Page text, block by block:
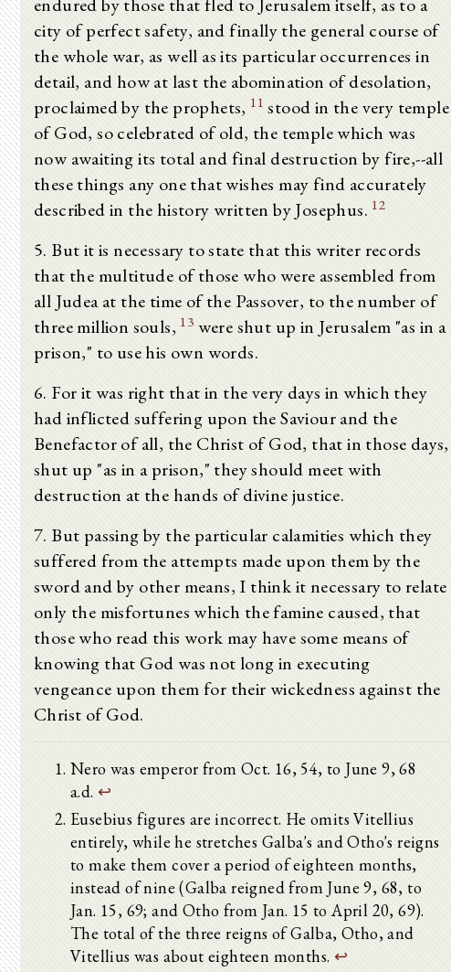
city of perfect safety, and finally the general course of
the whole war, as well as its particular occurrences in
detail, and how at last the abomination of desolation,
proclaimed by the prophets, 11 stood in the very temple
of God, so celebrated of old, the temple which was
now awaiting its total and final destruction by fire,--all
these things any one that wishes may find accurately
described in the history written by Josephus. 12
5. But it is necessary to state that this writer records
that the multitude of those who were assembled from
all Judea at the time of the Passover, to the number of
three million souls, 13 were shut up in Jerusalem "as in a
prison," to use his own words.
6. For it was right that in the very days in which they
had inflicted suffering upon the Saviour and the
Benefactor of all, the Christ of God, that in those days,
shut up "as in a prison," they should meet with
destruction at the hands of divine justice.
7. But passing by the particular calamities which they
suffered from the attempts made upon them by the
sword and by other means, I think it necessary to relate
only the misfortunes which the famine caused, that
those who read this work may have some means of
knowing that God was not long in executing
vengeance upon them for their wickedness against the
Christ of God.
Nero was emperor from Oct. 16, 54, to June 9, 68
a.d. ↩
Eusebius figures are incorrect. He omits Vitellius
entirely, while he stretches Galba's and Otho's reigns
to make them cover a period of eighteen months,
instead of nine (Galba reigned from June 9, 68, to
Jan. 15, 69; and Otho from Jan. 15 to April 20, 69).
The total of the three reigns of Galba, Otho, and
Vitellius was about eighteen months. ↩